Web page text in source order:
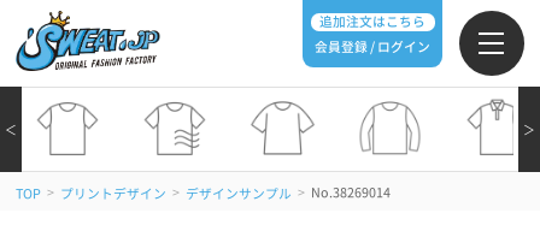
追加注文はこちら
会員登録 / ログイン
＞
＜
TOP > プリントデザイン > デザインサンプル > No.38269014